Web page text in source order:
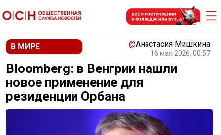
В МИРЕ @Анастасия Мишкина
16 мая 2026, 00:57
Bloomberg: в Венгрии нашли
новое применение для
резиденции Орбана